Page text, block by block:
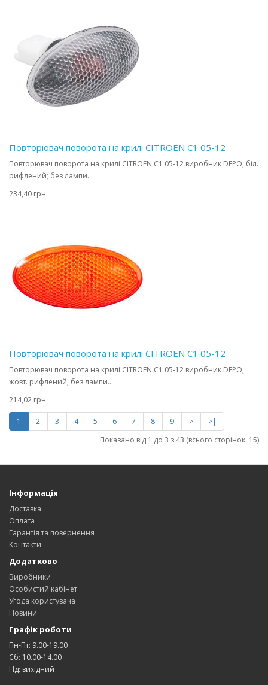
Повторювач поворота на крилі CITROEN C1 05-12
Повторювач поворота на крилі CITROEN C1 05-12 виробник DEPO, біл.
рифлений; без лампи..
234,40 грн.
Повторювач поворота на крилі CITROEN C1 05-12
Повторювач поворота на крилі CITROEN C1 05-12 виробник DEPO,
жовт. рифлений; без лампи..
214,02 грн.
1 2 3 4 5 6 7 8 9 >
>|
Показано від 1 до 3 з 43 (всього сторінок: 15)
Інформація
Доставка
Оплата
Гарантія та повернення
Контакти
Додатково
Виробники
Особистий кабінет
Угода користувача
Новини
Графік роботи
Пн-Пт: 9.00-19.00
Сб: 10.00-14.00
Нд: вихідний